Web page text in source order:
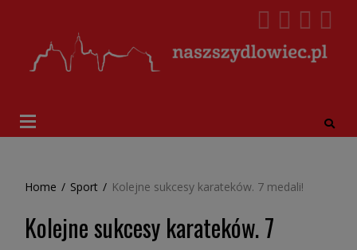
Home / Sport / Kolejne sukcesy karateków. 7 medali!
Kolejne sukcesy karateków. 7